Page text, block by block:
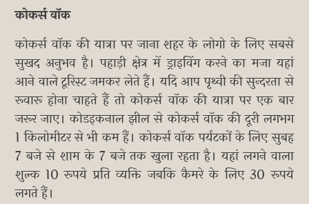
कोकर्स वॉक
कोकर्स वॉक की यात्रा पर जाना शहर के लोगो के लिए सबसे
सुखद अनुभव है। पहाड़ी क्षेत्र में ड्राइविंग करने का मजा यहां
आने वाले टूरिस्ट जमकर लेते हैं। यदि आप पृथ्वी की सुन्दरता से
रूवारू होना चाहते हैं तो कोकर्स वॉक की यात्रा पर एक बार
जरूर जाए। कोडइकनाल झील से कोकर्स वॉक की दूरी लगभग
1 किलोमीटर से भी कम हैं। कोकर्स वॉक पर्यटकों के लिए सुबह
7 बजे से शाम के 7 बजे तक खुला रहता है। यहां लगने वाला
शुल्क 10 रूपये प्रति व्यक्ति जबकि कैमरे के लिए 30 रूपये
लगते हैं।